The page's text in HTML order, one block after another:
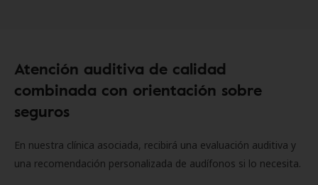
Atención auditiva de calidad
combinada con orientación sobre
seguros
En nuestra clínica asociada, recibirá una evaluación auditiva y
una recomendación personalizada de audífonos si lo necesita.